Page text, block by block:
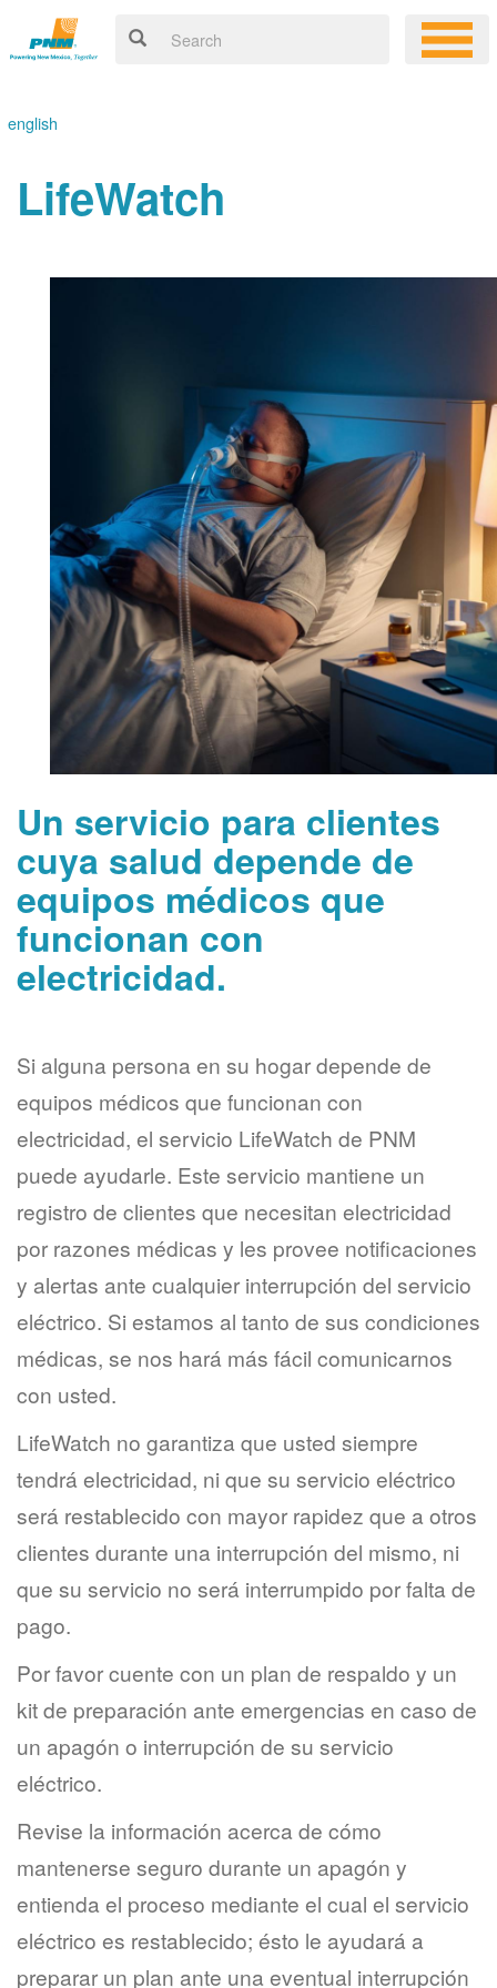
english
LifeWatch
Un servicio para clientes
cuya salud depende de
equipos médicos que
funcionan con
electricidad.
Si alguna persona en su hogar depende de
equipos médicos que funcionan con
electricidad, el servicio LifeWatch de PNM
puede ayudarle. Este servicio mantiene un
registro de clientes que necesitan electricidad
por razones médicas y les provee notificaciones
y alertas ante cualquier interrupción del servicio
eléctrico. Si estamos al tanto de sus condiciones
médicas, se nos hará más fácil comunicarnos
con usted.
LifeWatch no garantiza que usted siempre
tendrá electricidad, ni que su servicio eléctrico
será restablecido con mayor rapidez que a otros
clientes durante una interrupción del mismo, ni
que su servicio no será interrumpido por falta de
pago.
Por favor cuente con un plan de respaldo y un
kit de preparación ante emergencias en caso de
un apagón o interrupción de su servicio
eléctrico.
Revise la información acerca de cómo
mantenerse seguro durante un apagón y
entienda el proceso mediante el cual el servicio
eléctrico es restablecido; ésto le ayudará a
preparar un plan ante una eventual interrupción